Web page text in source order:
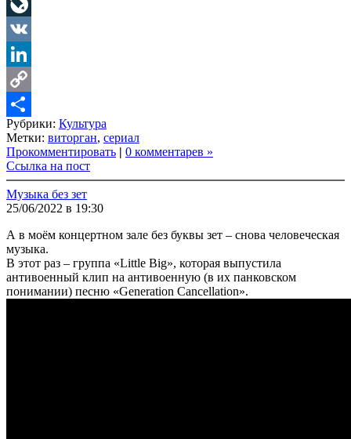
Telegram
LiveJournal
VK
LinkedIn
Copy
Link
Share
Рубрики: Культура
Метки: виторган, сериал
Прокомментировать | 0 комментарев »
Ссылка на пост
Музыка без зет
25/06/2022 в 19:30
А в моём концертном зале без буквы зет – снова человеческая
музыка.
В этот раз – группа «Little Big», которая выпустила
антивоенный клип на антивоенную (в их панковском
понимании) песню «Generation Cancellation».